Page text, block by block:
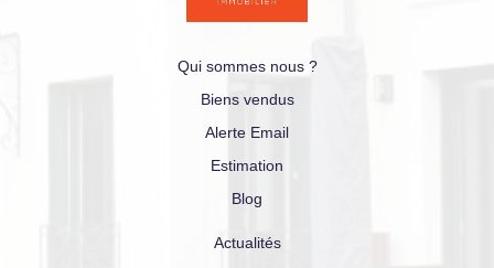
Qui sommes nous ?
Biens vendus
Alerte Email
Estimation
Blog
Actualités